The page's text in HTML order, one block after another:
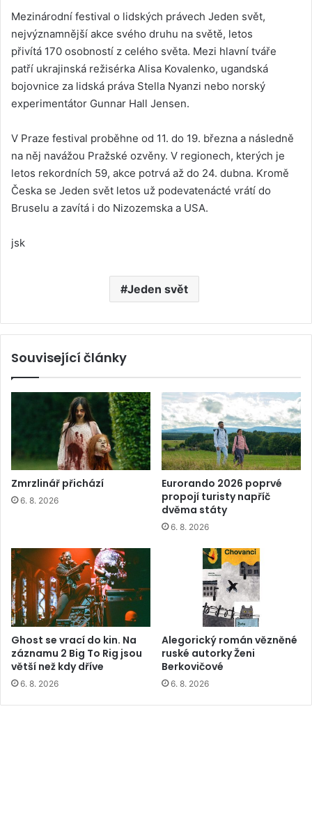
Mezinárodní festival o lidských právech Jeden svět,
nejvýznamnější akce svého druhu na světě, letos
přivítá 170 osobností z celého světa. Mezi hlavní tváře
patří ukrajinská režisérka Alisa Kovalenko, ugandská
bojovnice za lidská práva Stella Nyanzi nebo norský
experimentátor Gunnar Hall Jensen.
V Praze festival proběhne od 11. do 19. března a následně
na něj navážou Pražské ozvěny. V regionech, kterých je
letos rekordních 59, akce potrvá až do 24. dubna. Kromě
Česka se Jeden svět letos už podevatenácté vrátí do
Bruselu a zavítá i do Nizozemska a USA.
jsk
Jeden svět
Související články
Zmrzlinář přichází
6. 8. 2026
Eurorando 2026 poprvé
propojí turisty napříč
dvěma státy
6. 8. 2026
Ghost se vrací do kin. Na
záznamu 2 Big To Rig jsou
větší než kdy dříve
6. 8. 2026
Alegorický román vězněné
ruské autorky Ženi
Berkovičové
6. 8. 2026